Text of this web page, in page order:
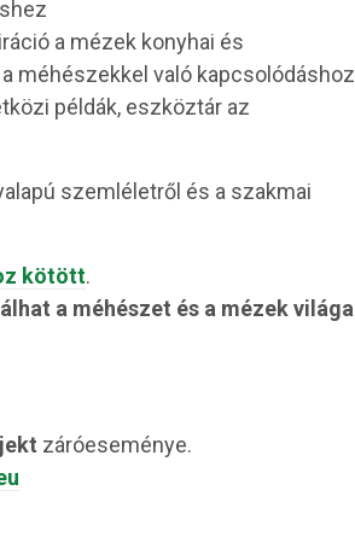
a mézek konyhai és
méhészekkel való kapcsolódáshoz
példák, eszköztár az
szemléletről és a szakmai
kötött.
a méhészet és a mézek világa
záróeseménye.